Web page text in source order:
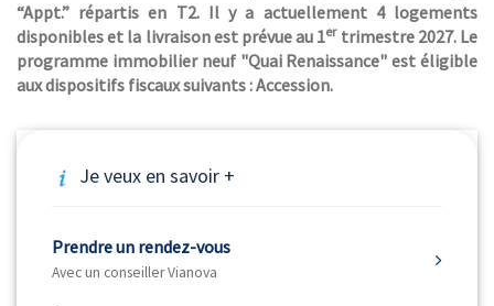
“Appt.” répartis en T2. Il y a actuellement 4 logements
disponibles et la livraison est prévue au 1ertrimestre 2027. Le
programme immobilier neuf "Quai Renaissance" est éligible
aux dispositifs fiscaux suivants : Accession.
Je veux en savoir +
Prendre un rendez-vous
Avec un conseiller Vianova